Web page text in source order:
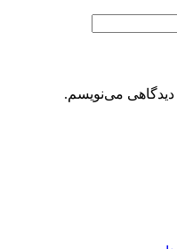
دیدگاهی می‌نویسم.